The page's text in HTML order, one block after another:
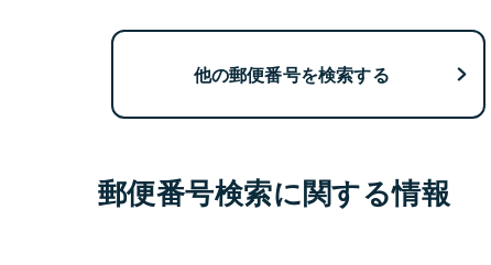
他の郵便番号を検索する
郵便番号検索に関する情報